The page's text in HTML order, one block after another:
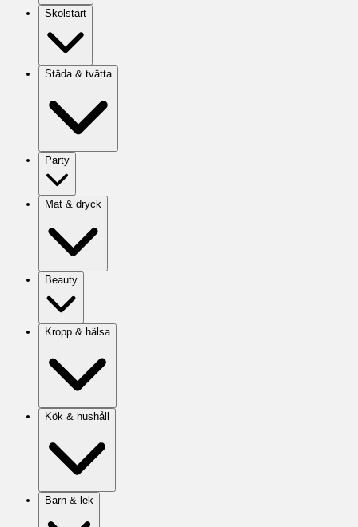
Skolstart
Städa & tvätta
Party
Mat & dryck
Beauty
Kropp & hälsa
Kök & hushåll
Barn & lek